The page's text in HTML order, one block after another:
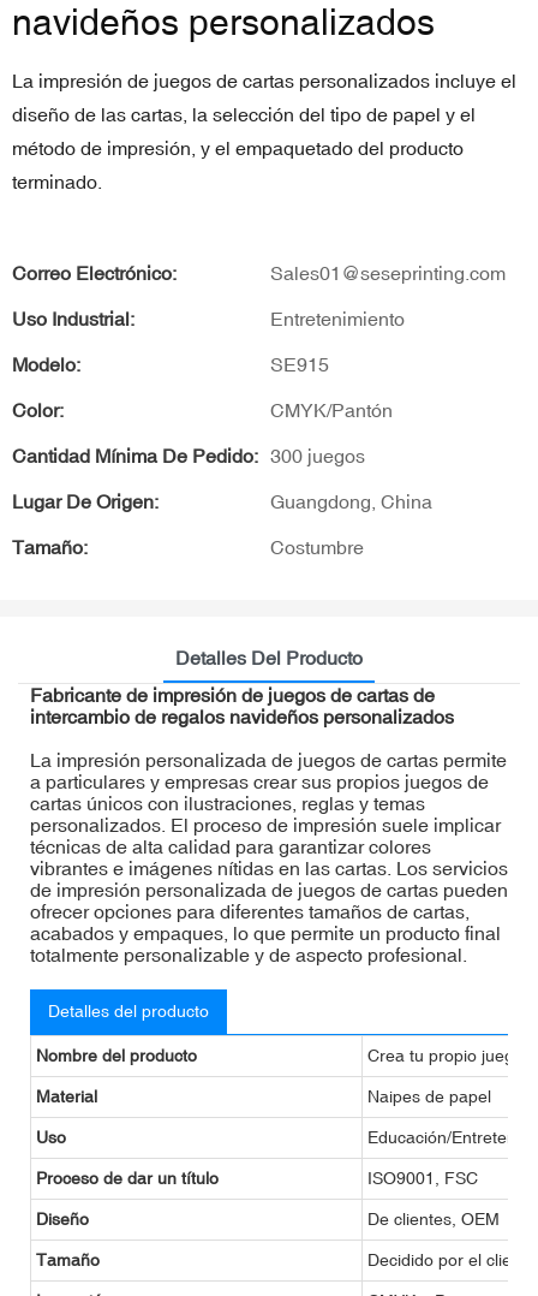
navideños personalizados
La impresión de juegos de cartas personalizados incluye el
diseño de las cartas, la selección del tipo de papel y el
método de impresión, y el empaquetado del producto
terminado.
Correo Electrónico: Sales01@seseprinting.com
Uso Industrial: Entretenimiento
Modelo: SE915
Color: CMYK/Pantón
Cantidad Mínima De Pedido: 300 juegos
Lugar De Origen: Guangdong, China
Tamaño: Costumbre
Detalles Del Producto
Fabricante de impresión de juegos de cartas de
intercambio de regalos navideños personalizados
La impresión personalizada de juegos de cartas permite
a particulares y empresas crear sus propios juegos de
cartas únicos con ilustraciones, reglas y temas
personalizados. El proceso de impresión suele implicar
técnicas de alta calidad para garantizar colores
vibrantes e imágenes nítidas en las cartas. Los servicios
de impresión personalizada de juegos de cartas pueden
ofrecer opciones para diferentes tamaños de cartas,
acabados y empaques, lo que permite un producto final
totalmente personalizable y de aspecto profesional.
Detalles del producto
Nombre del producto Crea tu propio juego
Material Naipes de papel
Uso Educación/
Proceso de dar un título ISO9001, FSC
Diseño De clientes, OEM
Tamaño Decidido por el cliente